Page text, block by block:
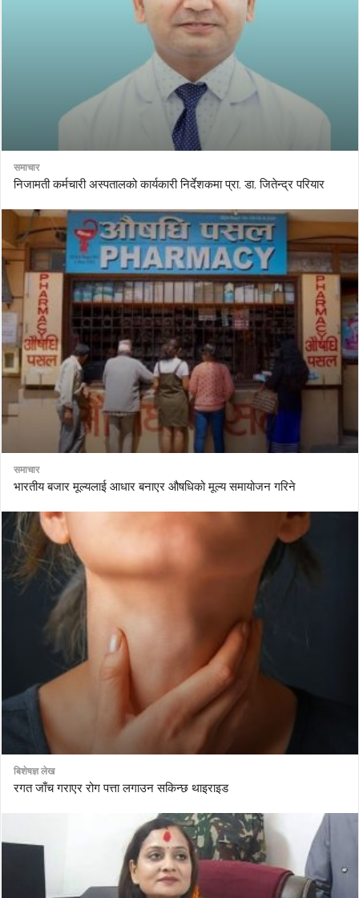
समाचार
निजामती कर्मचारी अस्पतालको कार्यकारी निर्देशकमा प्रा. डा. जितेन्द्र परियार
समाचार
भारतीय बजार मूल्यलाई आधार बनाएर औषधिको मूल्य समायोजन गरिने
बिशेषज्ञ लेख
रगत जाँच गराएर रोग पत्ता लगाउन सकिन्छ थाइराइड